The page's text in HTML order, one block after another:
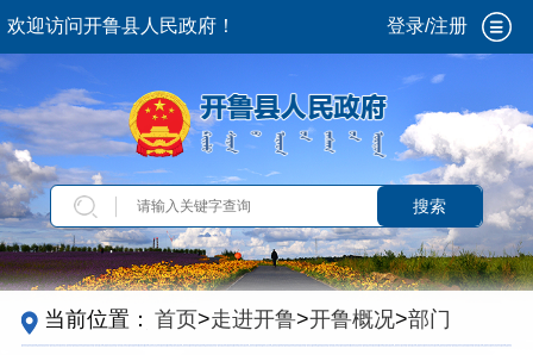
欢迎访问开鲁县人民政府！ 登录/注册
搜索
当前位置： 首页>走进开鲁>开鲁概况>部门机
构>政府部门>政务服务与数据管理局